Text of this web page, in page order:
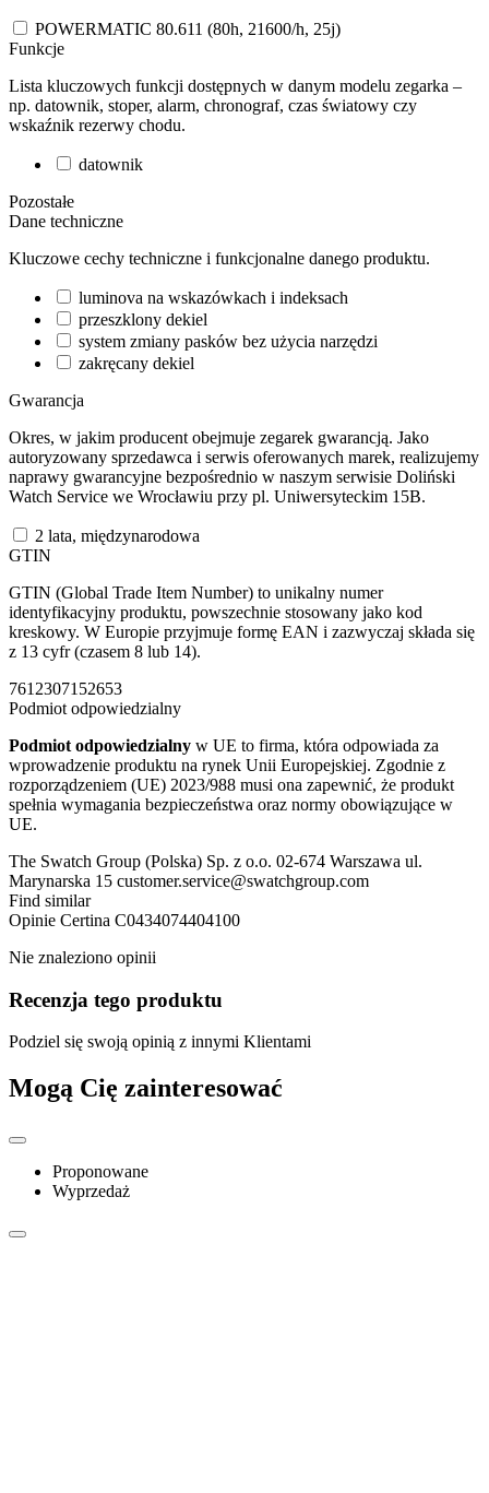
POWERMATIC 80.611 (80h, 21600/h, 25j)
Funkcje
Lista kluczowych funkcji dostępnych w danym modelu zegarka –
np. datownik, stoper, alarm, chronograf, czas światowy czy
wskaźnik rezerwy chodu.
datownik
Pozostałe
Dane techniczne
Kluczowe cechy techniczne i funkcjonalne danego produktu.
luminova na wskazówkach i indeksach
przeszklony dekiel
system zmiany pasków bez użycia narzędzi
zakręcany dekiel
Gwarancja
Okres, w jakim producent obejmuje zegarek gwarancją. Jako
autoryzowany sprzedawca i serwis oferowanych marek, realizujemy
naprawy gwarancyjne bezpośrednio w naszym serwisie Doliński
Watch Service we Wrocławiu przy pl. Uniwersyteckim 15B.
2 lata, międzynarodowa
GTIN
GTIN (Global Trade Item Number) to unikalny numer
identyfikacyjny produktu, powszechnie stosowany jako kod
kreskowy. W Europie przyjmuje formę EAN i zazwyczaj składa się
z 13 cyfr (czasem 8 lub 14).
7612307152653
Podmiot odpowiedzialny
Podmiot odpowiedzialny w UE to firma, która odpowiada za
wprowadzenie produktu na rynek Unii Europejskiej. Zgodnie z
rozporządzeniem (UE) 2023/988 musi ona zapewnić, że produkt
spełnia wymagania bezpieczeństwa oraz normy obowiązujące w
UE.
The Swatch Group (Polska) Sp. z o.o. 02-674 Warszawa ul.
Marynarska 15 customer.service@swatchgroup.com
Find similar
Opinie Certina C0434074404100
Nie znaleziono opinii
Recenzja tego produktu
Podziel się swoją opinią z innymi Klientami
Mogą Cię zainteresować
Proponowane
Wyprzedaż